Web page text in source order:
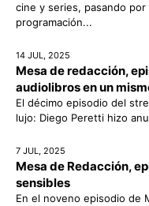
cine y series, pasando
programación...
14 JUL, 2025
Mesa de redacción,
audiolibros en un
El décimo episodio del
lujo: Diego Peretti hizo
7 JUL, 2025
Mesa de Redacción,
sensibles
En el noveno episodio de